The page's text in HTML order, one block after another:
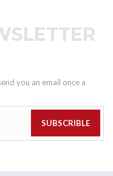
you an email once a
SUBSCRIBLE